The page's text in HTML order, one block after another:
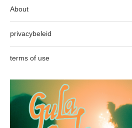
About
privacybeleid
terms of use